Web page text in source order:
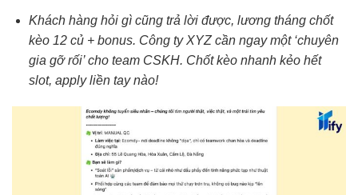
Khách hàng hỏi gì cũng trả lời được, lương tháng chốt
kèo 12 củ + bonus. Công ty XYZ cần ngay một ‘chuyên
gia gỡ rối’ cho team CSKH. Chốt kèo nhanh kẻo hết
slot, apply liền tay nào!